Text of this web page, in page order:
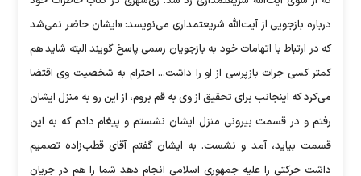
درباره بازجویی از آیت‌الله شریعتمداری می‌نویسد: «ایشان حاضر نمی‌شد
که در ارتباط با اتهامات خود به بازجویان رسمی پاسخ گویند البته شاید هم
کمتر کسی جرات بازپرسی از او را داشت... احترام به شخصیت وی اقتضا
می‌کرد که اینجانب برای تحقیق از وی به قم بروم، از این رو به منزل ایشان
رفتم و در قسمت بیرونی منزل ایشان نشستم و پیغام دادم که به این
قسمت بیاید، آمد و نشست. به ایشان گفتم آقای قطب‌زاده تصمیم
داشت حرکتی را علیه جمهوری اسلامی انجام دهد شما را هم در جریان